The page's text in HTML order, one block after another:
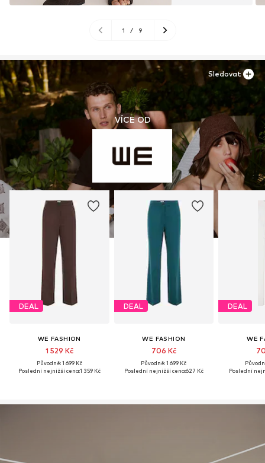
1 / 9
VÍCE OD
DEAL
WE FASHION
1 529 Kč
Původně: 1 699 Kč
Poslední nejnižší cena:1 359 Kč
DEAL
WE FASHION
706 Kč
Původně: 1 699 Kč
Poslední nejnižší cena:627 Kč
DEAL
WE
Poslední
Sledovat